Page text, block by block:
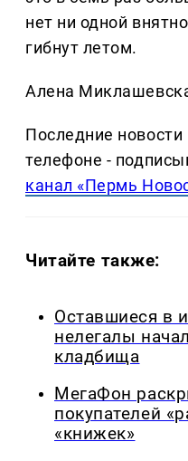
нет ни одной
гибнут летом.
Алена
Последние
телефоне -
канал «Пермь
Читайте также:
Оставшиеся в
нелегалы
кладбища
МегаФон
покупателей
«книжек»